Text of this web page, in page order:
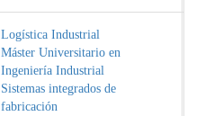
Logística Industrial
Máster Universitario en
Ingeniería Industrial
Sistemas integrados de
fabricación